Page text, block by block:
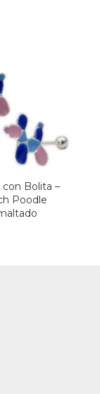
con Bolita –
Poodle